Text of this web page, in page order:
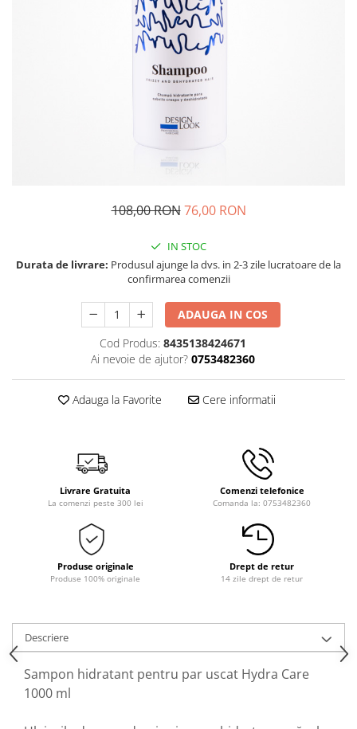
108,00 RON 76,00 RON
IN STOC
Durata de livrare: Produsul ajunge la dvs. in 2-3 zile lucratoare de la
confirmarea comenzii
ADAUGA IN COS
Cod Produs: 8435138424671
Ai nevoie de ajutor? 0753482360
Adauga la Favorite Cere informatii
Livrare Gratuita
La comenzi peste 300 lei
Comenzi telefonice
Comanda la: 0753482360
Produse originale
Produse 100% originale
Drept de retur
14 zile drept de retur
Descriere
Sampon hidratant pentru par uscat Hydra Care
1000 ml